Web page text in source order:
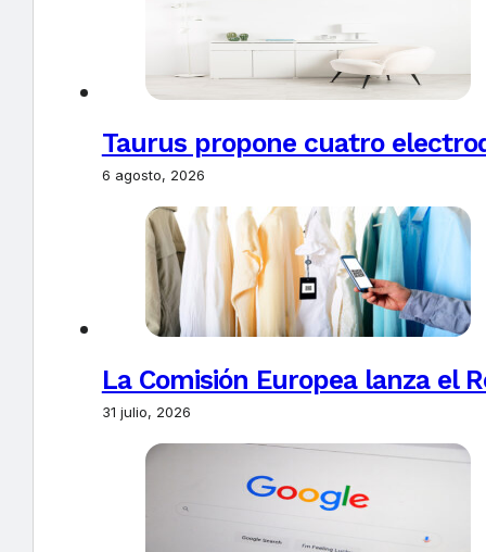
Taurus propone cuatro
6 agosto, 2026
La Comisión Europea lanza el
31 julio, 2026